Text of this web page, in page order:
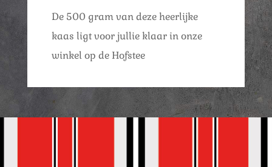
De 500 gram van deze heerlijke
kaas ligt voor jullie klaar in onze
winkel op de Hofstee